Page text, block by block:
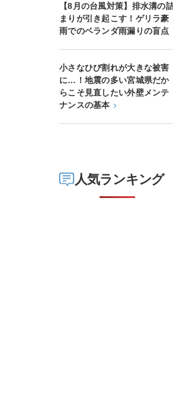
【8月の台風対策】排水溝の
まりが引き起こす！ゲリラ豪
雨でのベランダ雨漏りの盲点
小さなひび割れが大きな被害
に…！地震の多い宮城県だか
らこそ見直したい外壁メンテ
ナンスの基本
人気ランキング